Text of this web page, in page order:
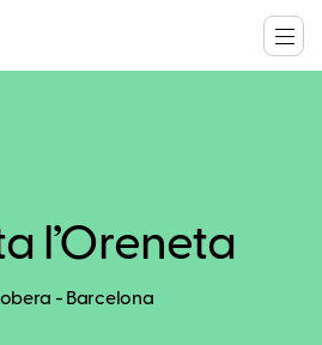
l’Oreneta
- Barcelona